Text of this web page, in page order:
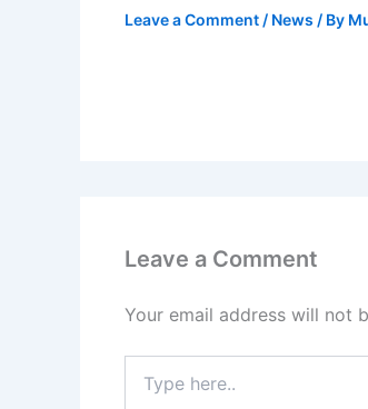
Leave a Comment / News / By
Leave a Comment
Your email address will not
here..